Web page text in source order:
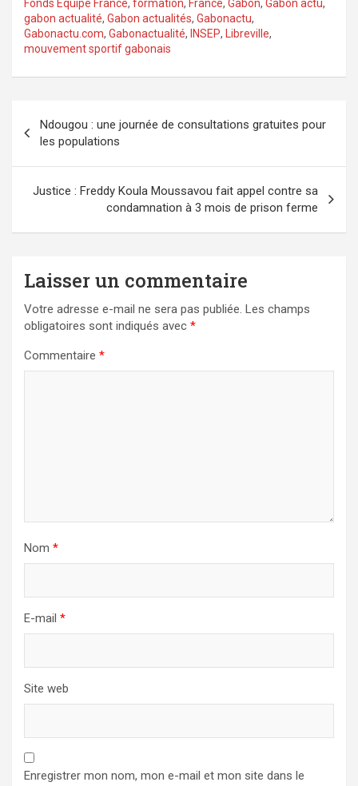
Fonds Équipe France, formation, France, Gabon, Gabon actu,
gabon actualité, Gabon actualités, Gabonactu,
Gabonactu.com, Gabonactualité, INSEP, Libreville,
mouvement sportif gabonais
de
l’article
Ndougou : une journée de consultations gratuites pour
les populations
Justice : Freddy Koula Moussavou fait appel contre sa
condamnation à 3 mois de prison ferme
Laisser un commentaire
Votre adresse e-mail ne sera pas publiée. Les champs
obligatoires sont indiqués avec *
Commentaire *
Nom *
E-mail *
Site web
Enregistrer mon nom, mon e-mail et mon site dans le